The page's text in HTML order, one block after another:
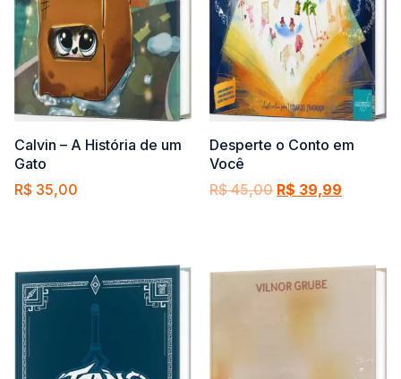
Calvin – A História de um
Gato
R$ 35,00
Desperte o Conto em
Você
R$45,00 R$ 39,99